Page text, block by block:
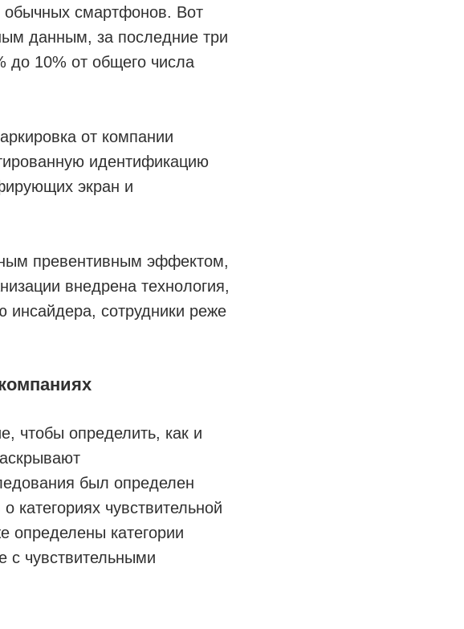
обычных смартфонов. Вот
данным, за последние три
до 10% от общего числа
от компании
идентификацию
экран и
превентивным эффектом,
внедрена технология,
сотрудники реже
чтобы определить, как и
был определен
чувствительной
определены категории
с чувствительными